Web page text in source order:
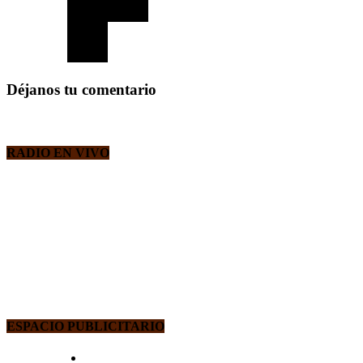
Déjanos tu comentario
RADIO EN VIVO
ESPACIO PUBLICITARIO